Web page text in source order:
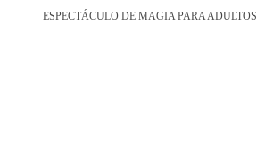
ESPECTÁCULO DE MAGIA PARA ADULTOS